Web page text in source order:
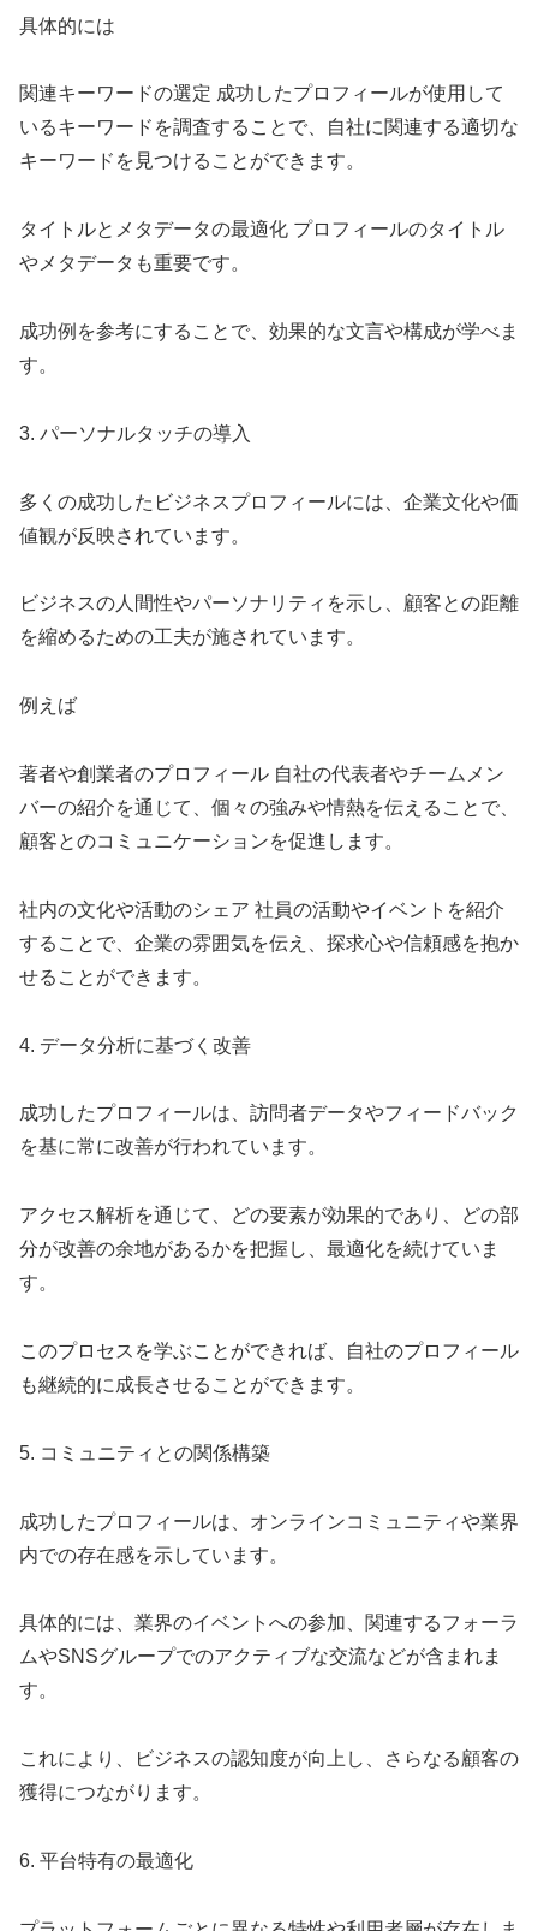
具体的には
関連キーワードの選定 成功したプロフィールが使用して
いるキーワードを調査することで、自社に関連する適切な
キーワードを見つけることができます。
タイトルとメタデータの最適化 プロフィールのタイトル
やメタデータも重要です。
成功例を参考にすることで、効果的な文言や構成が学べま
す。
3. パーソナルタッチの導入
多くの成功したビジネスプロフィールには、企業文化や価
値観が反映されています。
ビジネスの人間性やパーソナリティを示し、顧客との距離
を縮めるための工夫が施されています。
例えば
著者や創業者のプロフィール 自社の代表者やチームメン
バーの紹介を通じて、個々の強みや情熱を伝えることで、
顧客とのコミュニケーションを促進します。
社内の文化や活動のシェア 社員の活動やイベントを紹介
することで、企業の雰囲気を伝え、探求心や信頼感を抱か
せることができます。
4. データ分析に基づく改善
成功したプロフィールは、訪問者データやフィードバック
を基に常に改善が行われています。
アクセス解析を通じて、どの要素が効果的であり、どの部
分が改善の余地があるかを把握し、最適化を続けていま
す。
このプロセスを学ぶことができれば、自社のプロフィール
も継続的に成長させることができます。
5. コミュニティとの関係構築
成功したプロフィールは、オンラインコミュニティや業界
内での存在感を示しています。
具体的には、業界のイベントへの参加、関連するフォーラ
ムやSNSグループでのアクティブな交流などが含まれま
す。
これにより、ビジネスの認知度が向上し、さらなる顧客の
獲得につながります。
6. 平台特有の最適化